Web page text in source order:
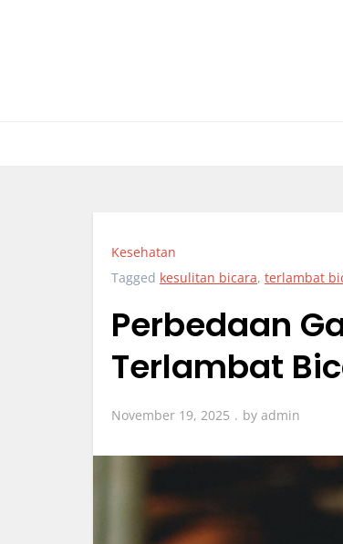
Kesehatan
Tagged kesulitan bicara, terlambat
Perbedaan
Terlambat
November 19, 2025 by admin